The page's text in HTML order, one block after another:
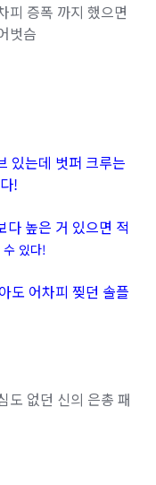
피 증폭 까지 했으면
벗슴
있는데 벗퍼 크루는
!
다 높은 거 있으면 적
있다!
도 어차피 찢던 솔플
도 없던 신의 은총 패